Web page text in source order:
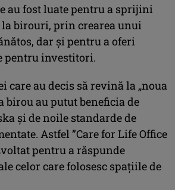
au fost luate pentru a sprijini
birouri, prin crearea unui
dar și pentru a oferi
pentru investitori.
care au decis să revină la „noua
birou au putut beneficia de
și de noile standarde de
Astfel ”Care for Life Office
pentru a răspunde
celor care folosesc spațiile de